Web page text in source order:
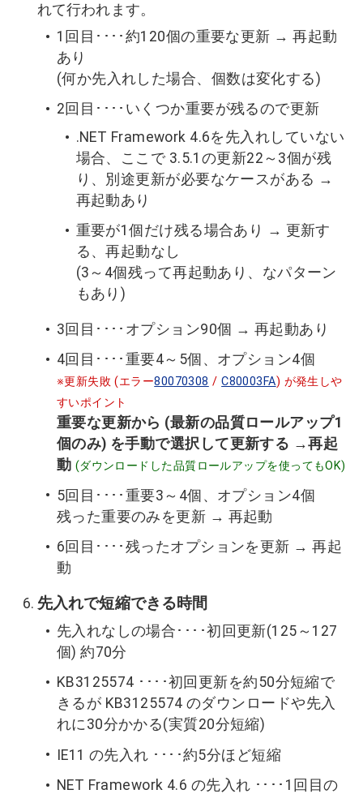
れて行われます。
1回目････約120個の重要な更新 → 再起動
あり
(何か先入れした場合、個数は変化する)
2回目････いくつか重要が残るので更新
.NET Framework 4.6を先入れしていない
場合、ここで 3.5.1の更新22～3個が残
り、別途更新が必要なケースがある →
再起動あり
重要が1個だけ残る場合あり → 更新す
る、再起動なし
(3～4個残って再起動あり、なパターン
もあり)
3回目････オプション90個 → 再起動あり
4回目････重要4～5個、オプション4個
※更新失敗 (エラー80070308 /C80003FA) が発生しや
すいポイント
重要な更新から (最新の品質ロールアップ1
個のみ) を手動で選択して更新する →再起
動 (ダウンロードした品質ロールアップを使ってもOK)
5回目････重要3～4個、オプション4個
残った重要のみを更新 → 再起動
6回目････残ったオプションを更新 → 再起
動
先入れで短縮できる時間
先入れなしの場合････初回更新(125～127
個) 約70分
KB3125574 ････初回更新を約50分短縮で
きるが KB3125574 のダウンロードや先入
れに30分かかる(実質20分短縮)
IE11 の先入れ ････約5分ほど短縮
NET Framework 4.6 の先入れ ････1回目の